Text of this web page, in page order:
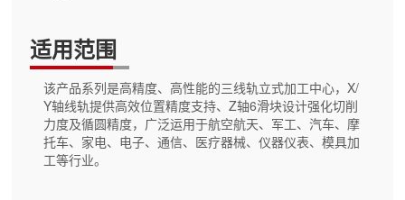
适用范围
该产品系列是高精度、高性能的三线轨立式加工中心，X/
Y轴线轨提供高效位置精度支持、Z轴6滑块设计强化切削
力度及循圆精度，广泛运用于航空航天、军工、汽车、摩
托车、家电、电子、通信、医疗器械、仪器仪表、模具加
工等行业。